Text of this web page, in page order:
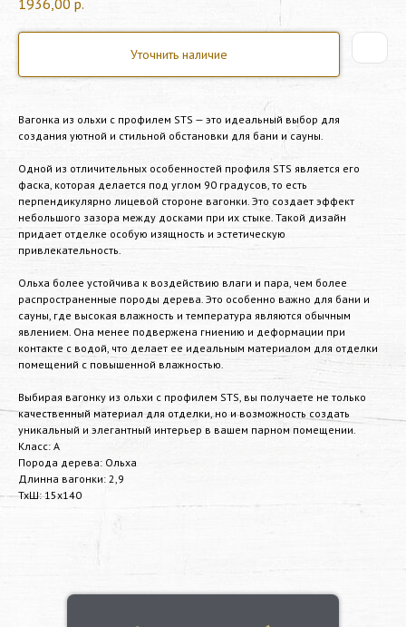
Уточнить наличие
Вагонка из ольхи с профилем STS — это идеальный выбор для
создания уютной и стильной обстановки для бани и сауны.
Одной из отличительных особенностей профиля STS является его
фаска, которая делается под углом 90 градусов, то есть
перпендикулярно лицевой стороне вагонки. Это создает эффект
небольшого зазора между досками при их стыке. Такой дизайн
придает отделке особую изящность и эстетическую
привлекательность.
Ольха более устойчива к воздействию влаги и пара, чем более
распространенные породы дерева. Это особенно важно для бани и
сауны, где высокая влажность и температура являются обычным
явлением. Она менее подвержена гниению и деформации при
контакте с водой, что делает ее идеальным материалом для отделки
помещений с повышенной влажностью.
Выбирая вагонку из ольхи с профилем STS, вы получаете не только
качественный материал для отделки, но и возможность создать
уникальный и элегантный интерьер в вашем парном помещении.
Класс: А
Порода дерева: Ольха
Длинна вагонки: 2,9
ТхШ: 15х140